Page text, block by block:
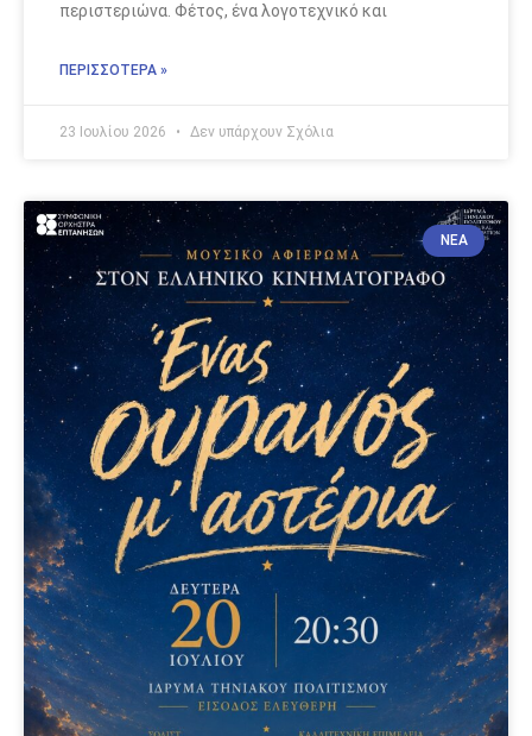
περιστεριώνα. Φέτος, ένα λογοτεχνικό και
ΠΕΡΙΣΣΟΤΕΡΑ »
23 Ιουλίου 2026 Δεν υπάρχουν Σχόλια
ΝΈΑ